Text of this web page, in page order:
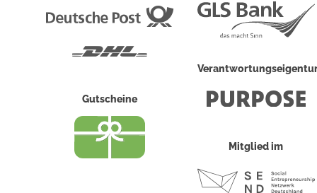
Deutsche
Gutscheine
Mitglied im